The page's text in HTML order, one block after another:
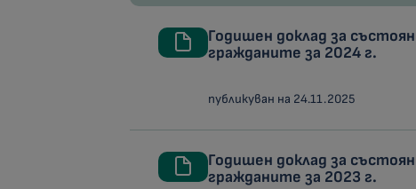
Годишен доклад за
гражданите за 2024 г.
публикуван на 24.11.2025
Годишен доклад за
гражданите за 2023 г.